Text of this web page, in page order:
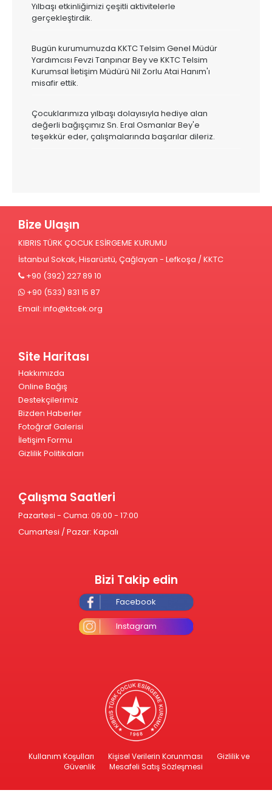
Yılbaşı etkinliğimizi çeşitli aktivitelerle
gerçekleştirdik.
Bugün kurumumuzda KKTC Telsim Genel Müdür
Yardımcısı Fevzi Tanpınar Bey ve KKTC Telsim
Kurumsal İletişim Müdürü Nil Zorlu Atai Hanım'ı
misafir ettik.
Çocuklarımıza yılbaşı dolayısıyla hediye alan
değerli bağışçımız Sn. Eral Osmanlar Bey'e
teşekkür eder, çalışmalarında başarılar dileriz.
Bize Ulaşın
KIBRIS TÜRK ÇOCUK ESİRGEME KURUMU
İstanbul Sokak, Hisarüstü, Çağlayan - Lefkoşa / KKTC
+90 (392) 227 89 10
+90 (533) 831 15 87
Email: info@ktcek.org
Site Haritası
Hakkımızda
Online Bağış
Destekçilerimiz
Bizden Haberler
Fotoğraf Galerisi
İletişim Formu
Gizlilik Politikaları
Çalışma Saatleri
Pazartesi - Cuma: 09:00 - 17:00
Cumartesi / Pazar: Kapalı
Bizi Takip edin
Facebook
Instagram
Kullanım Koşulları Kişisel Verilerin Korunması
Gizlilik ve
Güvenlik
Mesafeli Satış Sözleşmesi